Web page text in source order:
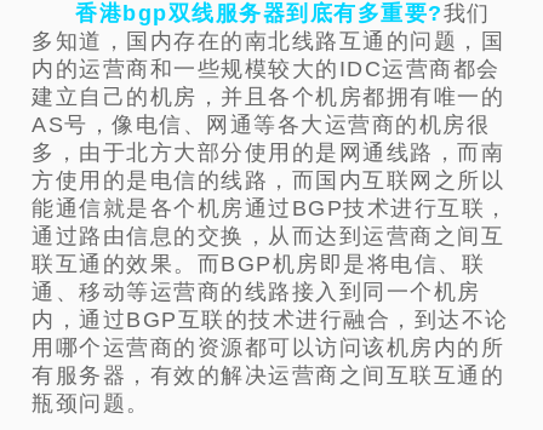
香港bgp双线服务器到底有多重要?我们
多知道，国内存在的南北线路互通的问题，国
内的运营商和一些规模较大的IDC运营商都会
建立自己的机房，并且各个机房都拥有唯一的
AS号，像电信、网通等各大运营商的机房很
多，由于北方大部分使用的是网通线路，而南
方使用的是电信的线路，而国内互联网之所以
能通信就是各个机房通过BGP技术进行互联，
通过路由信息的交换，从而达到运营商之间互
联互通的效果。而BGP机房即是将电信、联
通、移动等运营商的线路接入到同一个机房
内，通过BGP互联的技术进行融合，到达不论
用哪个运营商的资源都可以访问该机房内的所
有服务器，有效的解决运营商之间互联互通的
瓶颈问题。